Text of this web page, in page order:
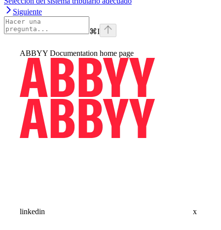
Siguiente
⌘I
ABBYY Documentation home page
linkedin x